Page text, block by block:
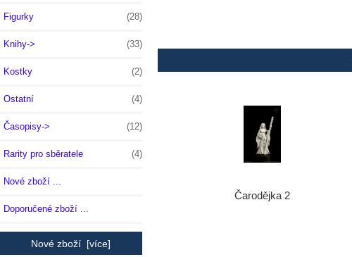
Figurky (28)
Knihy-> (33)
Kostky (2)
Ostatní (4)
Časopisy-> (12)
Rarity pro sběratele (4)
Nové zboží ...
Doporučené zboží ...
Nové zboží [více]
Čarodějka 2